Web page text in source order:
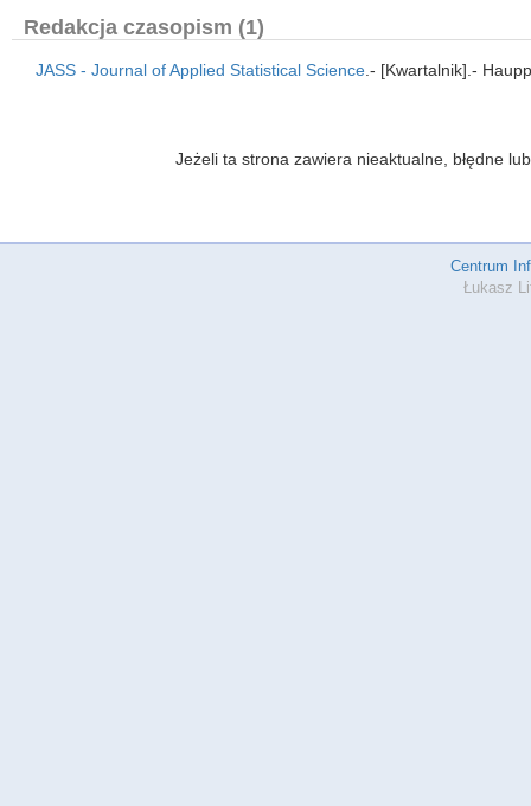
Redakcja czasopism (1)
JASS - Journal of Applied Statistical Science .- [Kwartalnik].-
Jeżeli ta strona zawiera nieaktualne, błędne
Centrum
Łukasz